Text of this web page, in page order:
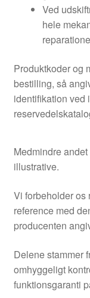
Ved
hele
Produktkoder og
bestilling, så
identifikation ved
Medmindre
illustrative.
Vi forbeholder os
reference med
producenten
Delene stammer
omhyggeligt
funktionsgaranti